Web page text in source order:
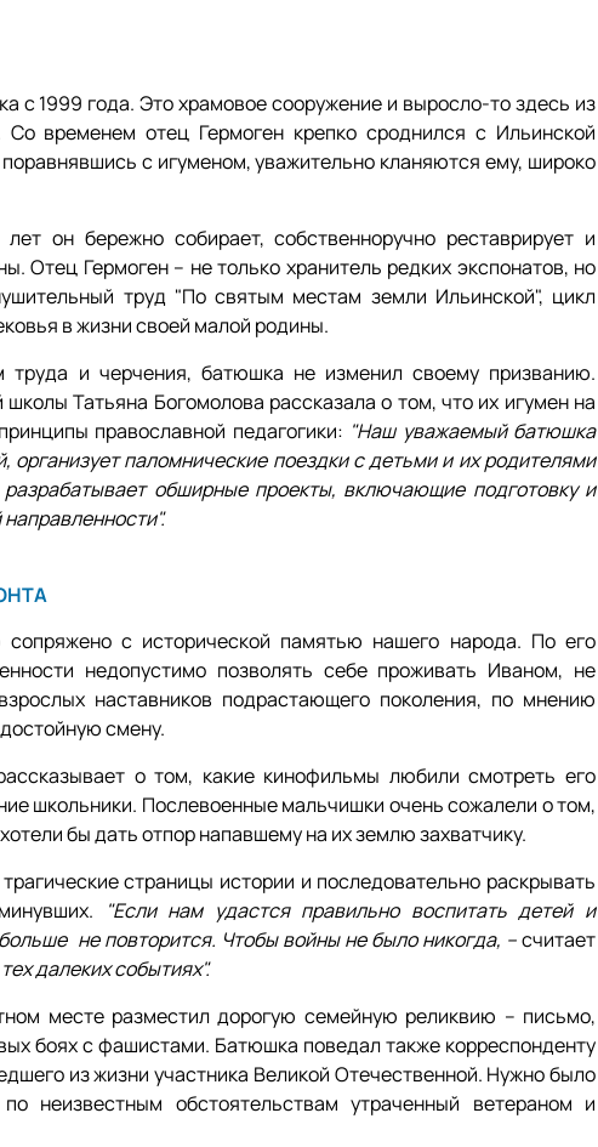
с 1999 года. Это храмовое сооружение и выросло-то здесь из
временем отец Гермоген крепко сроднился с Ильинской
с игуменом, уважительно кланяются ему, широко
он бережно собирает, собственноручно реставрирует и
Отец Гермоген – не только хранитель редких экспонатов, но
труд "По святым местам земли Ильинской", цикл
в жизни своей малой родины.
и черчения, батюшка не изменил своему призванию.
Татьяна Богомолова рассказала о том, что их игумен на
православной педагогики: "Наш уважаемый батюшка
паломнические поездки с детьми и их родителями
обширные проекты, включающие подготовку и
с исторической памятью нашего народа. По его
недопустимо позволять себе проживать Иваном, не
наставников подрастающего поколения, по мнению
смену.
о том, какие кинофильмы любили смотреть его
школьники. Послевоенные мальчишки очень сожалели о том,
бы дать отпор напавшему на их землю захватчику.
страницы истории и последовательно раскрывать
"Если нам удастся правильно воспитать детей и
не повторится. Чтобы войны не было никогда, –считает
далеких событиях".
месте разместил дорогую семейную реликвию – письмо,
боях с фашистами. Батюшка поведал также корреспонденту
из жизни участника Великой Отечественной. Нужно было
обстоятельствам утраченный ветераном и